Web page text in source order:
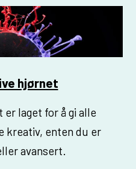
hjørnet
laget for å gi alle
kreativ, enten du er
avansert.